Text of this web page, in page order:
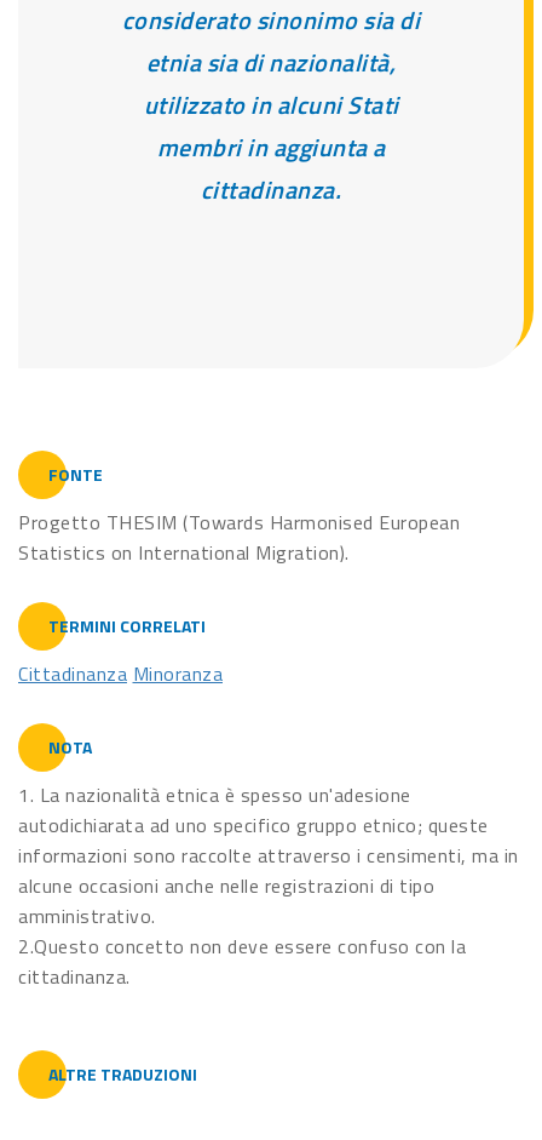
considerato sinonimo sia di
etnia sia di nazionalità,
utilizzato in alcuni Stati
membri in aggiunta a
cittadinanza.
FONTE
Progetto THESIM (Towards Harmonised European
Statistics on International Migration).
TERMINI CORRELATI
Cittadinanza Minoranza
NOTA
1. La nazionalità etnica è spesso un'adesione
autodichiarata ad uno specifico gruppo etnico; queste
informazioni sono raccolte attraverso i censimenti, ma in
alcune occasioni anche nelle registrazioni di tipo
amministrativo.
2.Questo concetto non deve essere confuso con la
cittadinanza.
ALTRE TRADUZIONI